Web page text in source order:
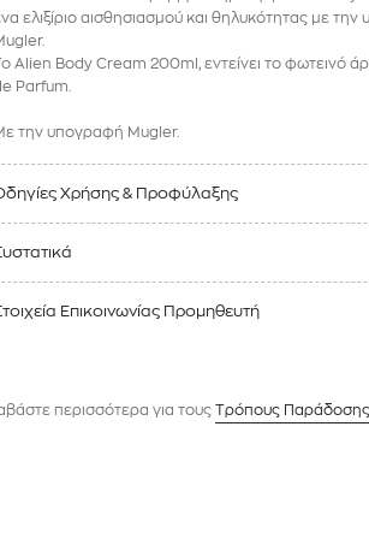
ελιξίριο αισθησιασμού και θηλυκότητας με
Alien Body Cream 200ml, εντείνει το φωτεινό
Parfum.
την υπογραφή Mugler.
Χρήσης & Προφύλαξης
Επικοινωνίας Προμηθευτή
περισσότερα για τους Tρόπους Παράδοσης